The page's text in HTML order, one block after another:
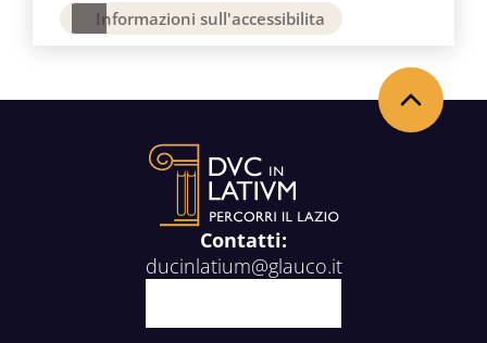
Informazioni sull'accessibilita
Contatti:
ducinlatium@glauco.it
Torna in alto